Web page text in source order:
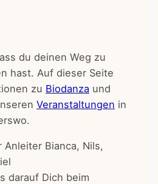
du deinen Weg zu
hast. Auf dieser Seite
zu Biodanza und
Veranstaltungen in
darauf Dich beim